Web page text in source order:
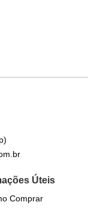
Úteis
Comprar